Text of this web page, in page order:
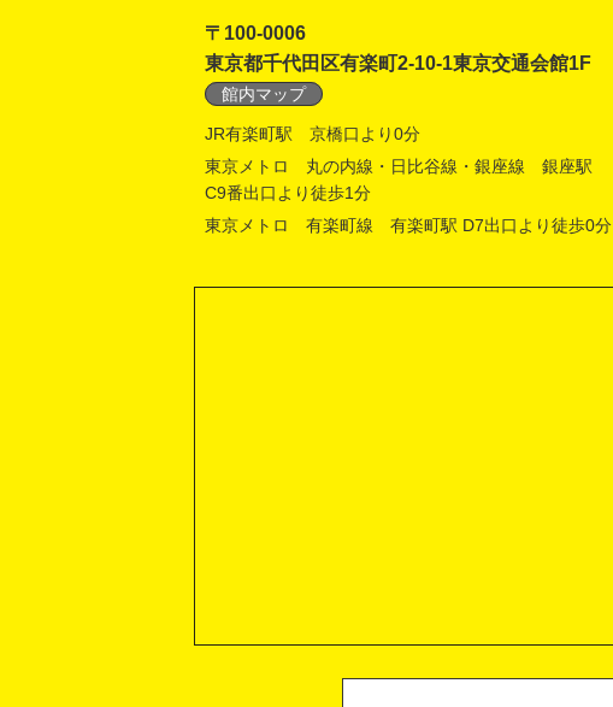
〒100-0006
東京都千代田区有楽町2-10-1東京交通会館1F
館内マップ
JR有楽町駅 京橋口より0分
東京メトロ 丸の内線・日比谷線・銀座線 銀座駅
C9番出口より徒歩1分
東京メトロ 有楽町線 有楽町駅 D7出口より徒歩0分